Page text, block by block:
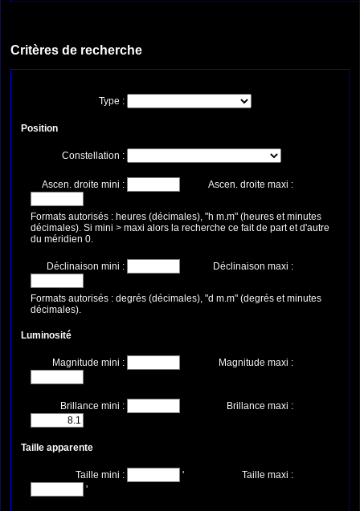
Critères de recherche
Type :
Position
Constellation :
Ascen. droite mini : Ascen. droite maxi :
Formats autorisés : heures (décimales), "h m.m" (heures et minutes
décimales). Si mini > maxi alors la recherche ce fait de part et d'autre
du méridien 0.
Déclinaison mini : Déclinaison maxi :
Formats autorisés : degrés (décimales), "d m.m" (degrés et minutes
décimales).
Luminosité
Magnitude mini : Magnitude maxi :
Brillance mini : Brillance maxi :
Taille apparente
Taille mini : '
Taille maxi :
'